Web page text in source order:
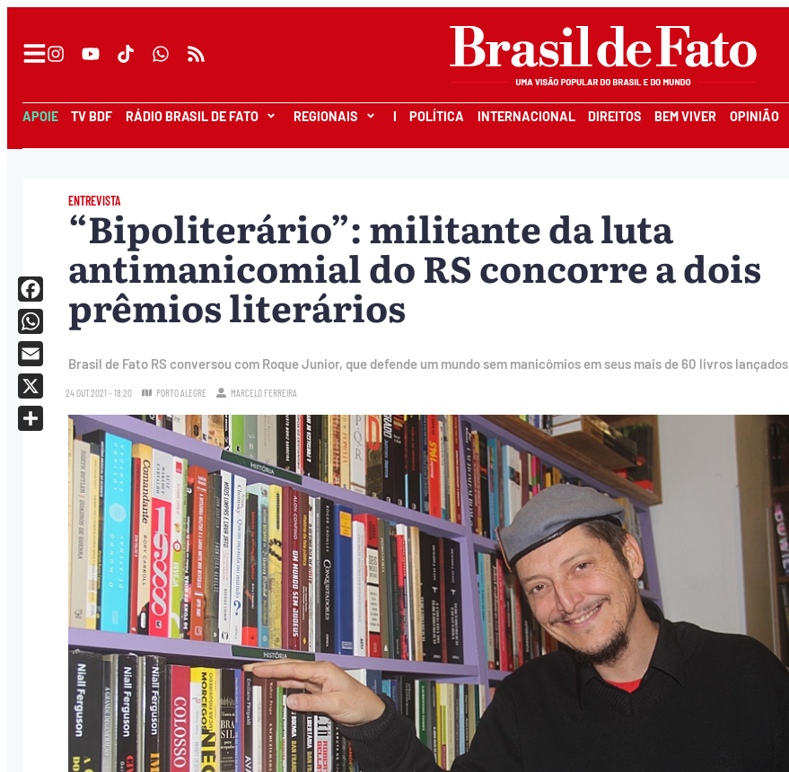
APOIE TV BDF RÁDIO BRASIL DE FATO REGIONAIS I POLÍTICA INTERNACIONAL DIREITOS BEM VIVER OPINIÃO
ENTREVISTA
“Bipoliterário”: militante da luta
antimanicomial do RS concorre a dois
prêmios literários
Brasil de Fato RS conversou com Roque Junior, que defende um mundo sem manicômios em seus mais de 60 livros lançados
24.OUT.2021 - 18:20 PORTO ALEGRE MARCELO FERREIRA
Facebook
WhatsApp
Email
X